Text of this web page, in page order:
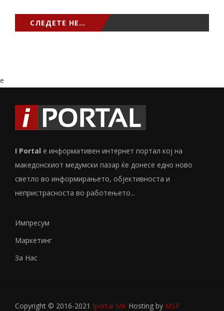
СЛЕДЕТЕ НЕ…
e
I Portal е информативен интернет портал кој на
македонскиот медумски пазар ќе донесе едно ново
светло во информирањето, објективноста и
непристрасноста во работењето...
Импресум
Маркетинг
За Нас
Copyright © 2016-2021 Iportal MK Hosting by MSP